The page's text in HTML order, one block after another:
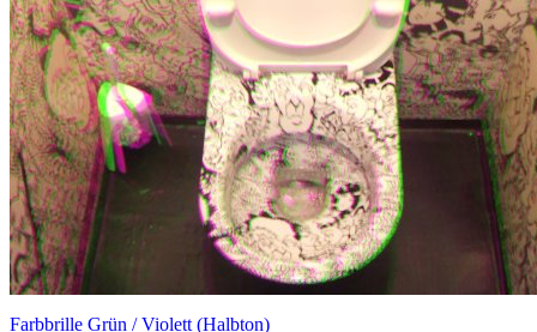
Farbbrille Grün / Violett (Halbton)